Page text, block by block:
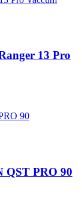
13 Pro
PRO 90